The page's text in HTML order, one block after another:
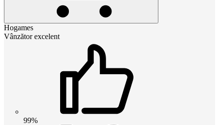
Hogames
Vânzător excelent
99%